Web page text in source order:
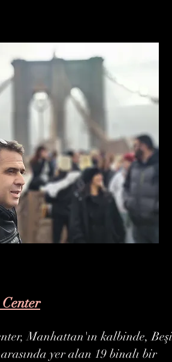
Manhattan'ın kalbinde,
yer alan 19 binalı bir